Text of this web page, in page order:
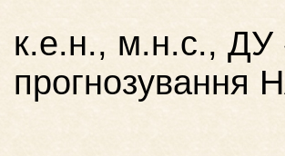
к.е.н., м.н.с., ДУ
прогнозування